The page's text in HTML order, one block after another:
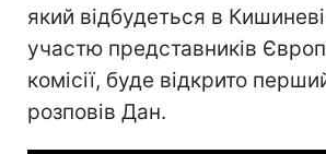
який відбудеться в
участю представників
комісії, буде відкрито
розповів Дан.